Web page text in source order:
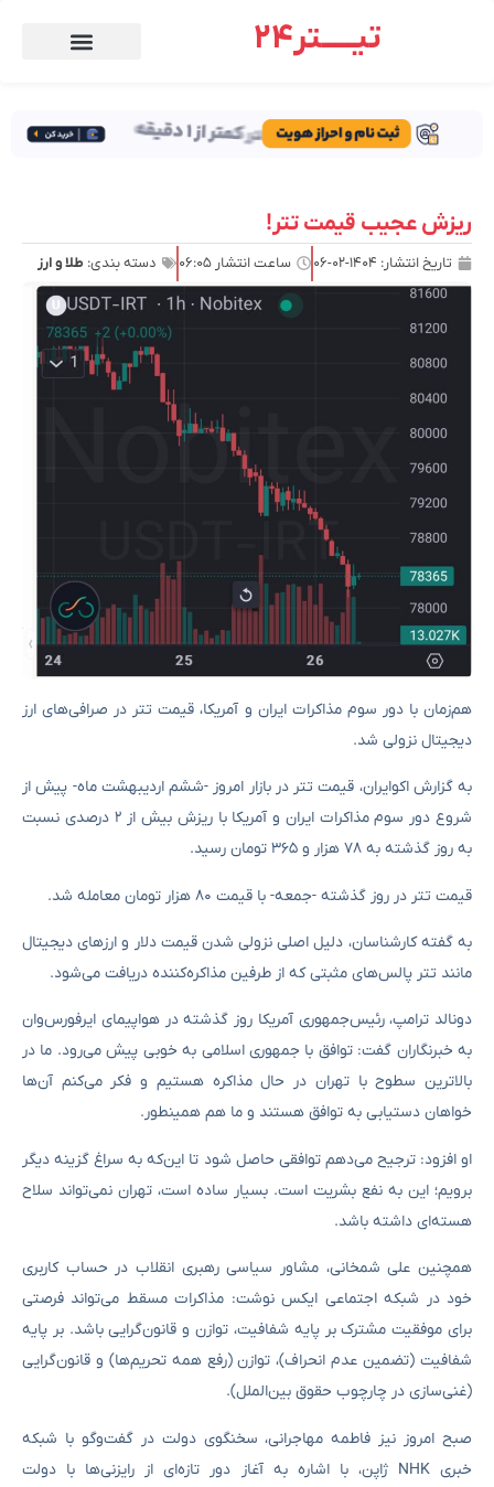
تیـــــتر24
ریزش عجیب قیمت تتر!
تاریخ انتشار: ۱۴۰۴-۰۲-۰۶ ساعت انتشار ۰۶:۰۵ دسته بندی: طلا و ارز
هم‌زمان با دور سوم مذاکرات ایران و آمریکا، قیمت تتر در صرافی‌های ارز
دیجیتال نزولی شد.
به گزارش اکوایران، قیمت تتر در بازار امروز -ششم اردیبهشت ماه- پیش از
شروع دور سوم مذاکرات ایران و آمریکا با ریزش بیش از ۲ درصدی نسبت
به روز گذشته به ۷۸ هزار و ۳۶۵ تومان رسید.
قیمت تتر در روز گذشته -جمعه- با قیمت ۸۰ هزار تومان معامله شد.
به گفته کارشناسان، دلیل اصلی نزولی شدن قیمت دلار و ارزهای دیجیتال
مانند تتر پالس‌های مثبتی که از طرفین مذاکره‌کننده دریافت می‌شود.
دونالد ترامپ، رئیس‌جمهوری آمریکا روز گذشته در هواپیمای ایرفورس‌وان
به خبرنگاران گفت: توافق با جمهوری اسلامی به خوبی پیش می‌رود. ما در
بالاترین سطوح با تهران در حال مذاکره هستیم و فکر می‌کنم آن‌ها
خواهان دستیابی به توافق هستند و ما هم همینطور.
او افزود: ترجیح می‌دهم توافقی حاصل شود تا این‌که به سراغ گزینه دیگر
برویم؛ این به نفع بشریت است. بسیار ساده است، تهران نمی‌تواند سلاح
هسته‌ای داشته باشد.
همچنین علی شمخانی، مشاور سیاسی رهبری انقلاب در حساب کاربری
خود در شبکه اجتماعی ایکس نوشت: مذاکرات مسقط می‌تواند فرصتی
برای موفقیت مشترک بر پایه شفافیت، توازن و قانون‌گرایی باشد. بر پایه
شفافیت (تضمین عدم انحراف)، توازن (رفع همه تحریم‌ها) و قانون‌گرایی
(غنی‌سازی در چارچوب حقوق بین‌الملل).
صبح امروز نیز فاطمه مهاجرانی، سخنگوی دولت در گفت‌وگو با شبکه
خبری NHK ژاپن، با اشاره به آغاز دور تازه‌ای از رایزنی‌ها با دولت